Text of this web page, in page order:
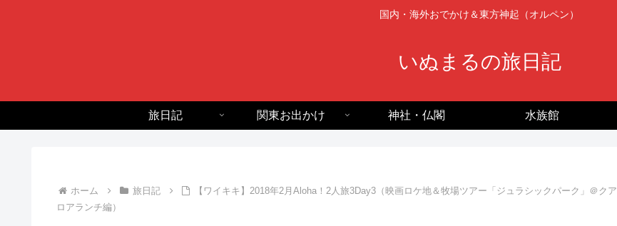
国内・海外おでかけ＆東方神起（オルペン）
いぬまるの旅日記
旅日記 関東お出かけ 神社・仏閣 水族館
ホーム 旅日記
【ワイキキ】2018年2月Aloha！2人旅3Day3（映画ロケ地＆牧場ツアー「ジュラシックパーク」＠クア
ロアランチ編）